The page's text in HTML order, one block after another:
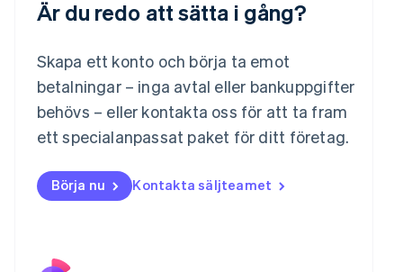
Är du redo att sätta i gång?
Skapa ett konto och börja ta emot
betalningar – inga avtal eller bankuppgifter
behövs – eller kontakta oss för att ta fram
ett specialanpassat paket för ditt företag.
Börja nu Kontakta säljteamet
Français Deutsch English
Malta
English
Mexiko
Español English
Nederländerna
Norge
English
English